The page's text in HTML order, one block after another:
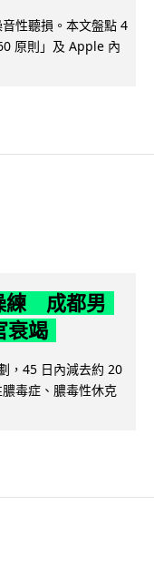
性聽損。本文盤點 4
原則」及 Apple 內
練 成都男
衰竭
，45 日內減去約 20
毒症、膿毒性休克